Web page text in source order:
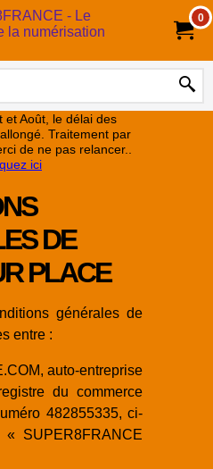
0
et Août, le délai des
Traitement par
de ne pas relancer..
ici
DE
PLACE
générales de
entre :
auto-entreprise
du commerce
482855335, ci-
« SUPER8FRANCE